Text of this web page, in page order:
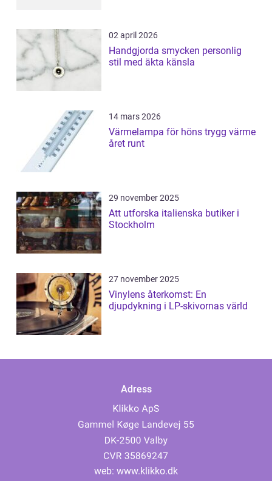
02 april 2026
Handgjorda smycken personlig
stil med äkta känsla
14 mars 2026
Värmelampa för höns trygg värme
året runt
29 november 2025
Att utforska italienska butiker i
Stockholm
27 november 2025
Vinylens återkomst: En
djupdykning i LP-skivornas värld
Adress
web: www.klikko.dk